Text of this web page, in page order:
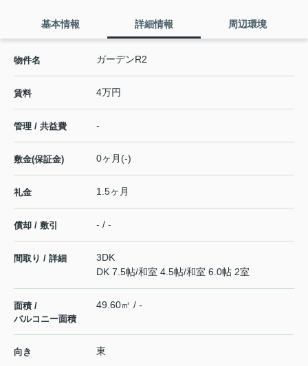
基本情報 詳細情報 周辺環境
物件名 ガーデンR2
賃料 4万円
管理 / 共益費 -
敷金(保証金) 0ヶ月(-)
礼金 1.5ヶ月
償却 / 敷引 - / -
間取り / 詳細
3DK
DK 7.5帖/和室 4.5帖/和室 6.0帖 2室
面積 /
バルコニー面積
49.60㎡ / -
向き 東